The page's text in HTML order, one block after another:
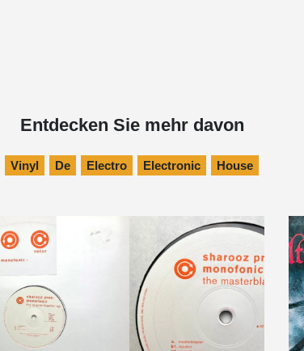
Entdecken Sie mehr davon
Vinyl De Electro Electronic House